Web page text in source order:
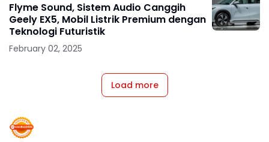
Flyme Sound, Sistem Audio Canggih
Geely EX5, Mobil Listrik Premium dengan
Teknologi Futuristik
February 02, 2025
Load more